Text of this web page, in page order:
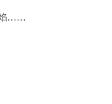
焰……